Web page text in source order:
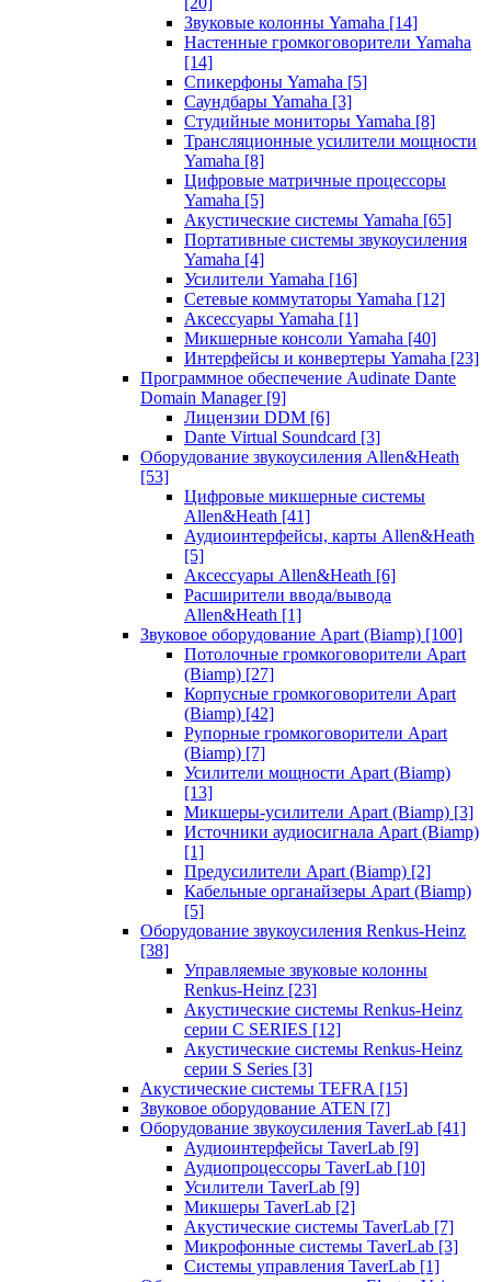
Звуковые колонны Yamaha [14]
Настенные громкоговорители Yamaha
[14]
Спикерфоны Yamaha [5]
Саундбары Yamaha [3]
Студийные мониторы Yamaha [8]
Трансляционные усилители мощности
Yamaha [8]
Цифровые матричные процессоры
Yamaha [5]
Акустические системы Yamaha [65]
Портативные системы звукоусиления
Yamaha [4]
Усилители Yamaha [16]
Сетевые коммутаторы Yamaha [12]
Аксессуары Yamaha [1]
Микшерные консоли Yamaha [40]
Интерфейсы и конвертеры Yamaha [23]
Программное обеспечение Audinate Dante
Domain Manager [9]
Лицензии DDM [6]
Dante Virtual Soundcard [3]
Оборудование звукоусиления Allen&Heath
[53]
Цифровые микшерные системы
Allen&Heath [41]
Аудиоинтерфейсы, карты Allen&Heath
[5]
Аксессуары Allen&Heath [6]
Расширители ввода/вывода
Allen&Heath [1]
Звуковое оборудование Apart (Biamp) [100]
Потолочные громкоговорители Apart
(Biamp) [27]
Корпусные громкоговорители Apart
(Biamp) [42]
Рупорные громкоговорители Apart
(Biamp) [7]
Усилители мощности Apart (Biamp)
[13]
Микшеры-усилители Apart (Biamp) [3]
Источники аудиосигнала Apart (Biamp)
[1]
Предусилители Apart (Biamp) [2]
Кабельные органайзеры Apart (Biamp)
[5]
Оборудование звукоусиления Renkus-Heinz
[38]
Управляемые звуковые колонны
Renkus-Heinz [23]
Акустические системы Renkus-Heinz
серии C SERIES [12]
Акустические системы Renkus-Heinz
серии S Series [3]
Акустические системы TEFRA [15]
Звуковое оборудование ATEN [7]
Оборудование звукоусиления TaverLab [41]
Аудиоинтерфейсы TaverLab [9]
Аудиопроцессоры TaverLab [10]
Усилители TaverLab [9]
Микшеры TaverLab [2]
Акустические системы TaverLab [7]
Микрофонные системы TaverLab [3]
Системы управления TaverLab [1]